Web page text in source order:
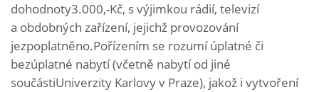
dohodnoty3.000,-Kč, s výjimkou rádií, televizí
a obdobných zařízení, jejichž provozování
jezpoplatněno.Pořízením se rozumí úplatné či
bezúplatné nabytí (včetně nabytí od jiné
součástiUniverzity Karlovy v Praze), jakož i vytvoření